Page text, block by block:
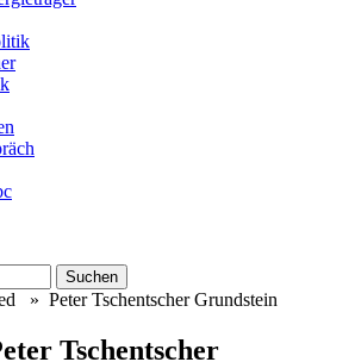
» Peter Tschentscher Grundstein
Tschentscher